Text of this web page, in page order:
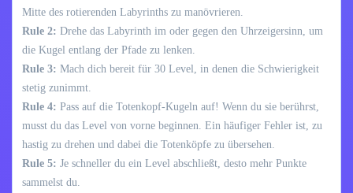
Mitte des rotierenden Labyrinths zu manövrieren.
Rule 2: Drehe das Labyrinth im oder gegen den Uhrzeigersinn, um
die Kugel entlang der Pfade zu lenken.
Rule 3: Mach dich bereit für 30 Level, in denen die Schwierigkeit
stetig zunimmt.
Rule 4: Pass auf die Totenkopf-Kugeln auf! Wenn du sie berührst,
musst du das Level von vorne beginnen. Ein häufiger Fehler ist, zu
hastig zu drehen und dabei die Totenköpfe zu übersehen.
Rule 5: Je schneller du ein Level abschließt, desto mehr Punkte
sammelst du.